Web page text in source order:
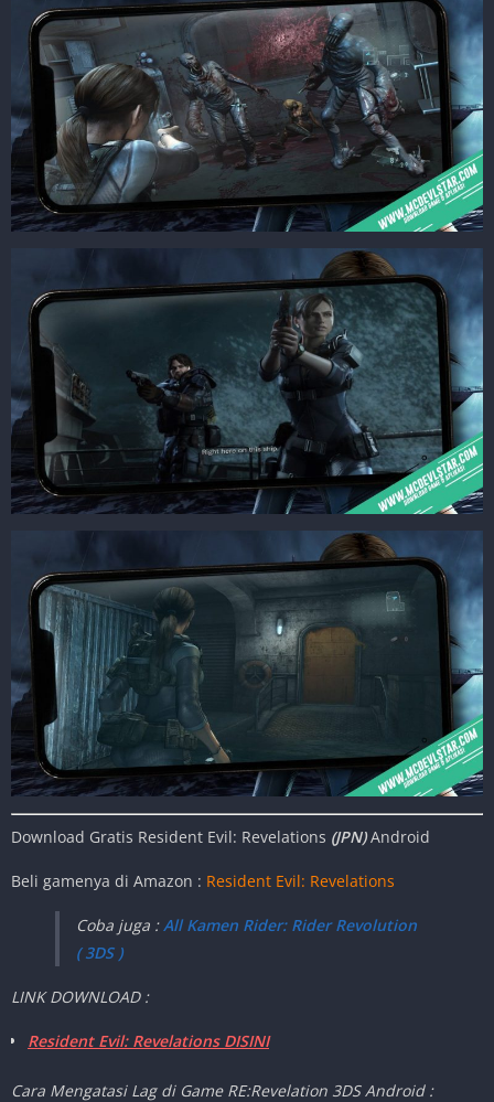
Download Gratis Resident Evil: Revelations (JPN)Android
Beli gamenya di Amazon : Resident Evil: Revelations
Coba juga :All Kamen Rider: Rider Revolution
( 3DS )
LINK DOWNLOAD :
Resident Evil: Revelations DISINI
Cara Mengatasi Lag di Game RE:Revelation 3DS Android :